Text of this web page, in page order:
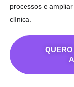
processos e
clínica.